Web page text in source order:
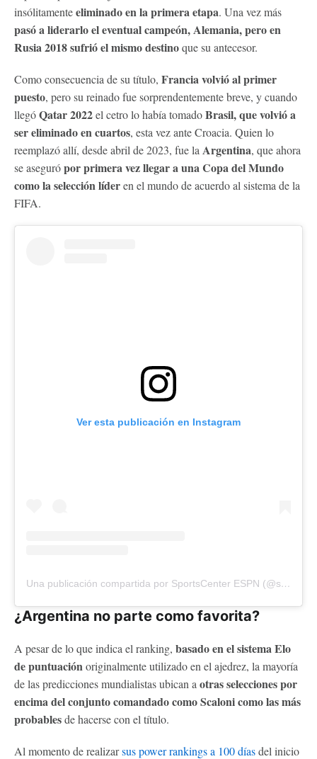
insólitamenteeliminado en la primera etapa. Una vez más
pasó a liderarlo el eventual campeón, Alemania, pero en
Rusia 2018 sufrió el mismo destinoque su antecesor.
Como consecuencia de su título, Francia volvió al primer
puesto, pero su reinado fue sorprendentemente breve, y cuando
llegóQatar 2022el cetro lo había tomadoBrasil, que volvió a
ser eliminado en cuartos, esta vez ante Croacia. Quien lo
reemplazó allí, desde abril de 2023, fue la Argentina, que ahora
se asegurópor primera vez llegar a una Copa del Mundo
como la selección líderen el mundo de acuerdo al sistema de la
FIFA.
Ver esta publicación en Instagram
Una publicación compartida por SportsCenter ESPN (@scespn)
¿Argentina no parte como favorita?
A pesar de lo que indica el ranking, basado en el sistema Elo
de puntuaciónoriginalmente utilizado en el ajedrez, la mayoría
de las predicciones mundialistas ubican a otras selecciones por
encima del conjunto comandado como Scaloni como las más
probablesde hacerse con el título.
Al momento de realizarsus power rankings a 100 díasdel inicio